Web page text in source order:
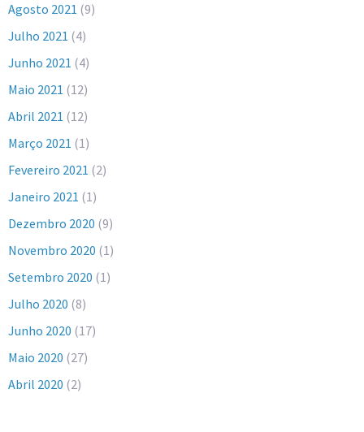
Agosto 2021 (9)
Julho 2021 (4)
Junho 2021 (4)
Maio 2021 (12)
Abril 2021 (12)
Março 2021 (1)
Fevereiro 2021 (2)
Janeiro 2021 (1)
Dezembro 2020 (9)
Novembro 2020 (1)
Setembro 2020 (1)
Julho 2020 (8)
Junho 2020 (17)
Maio 2020 (27)
Abril 2020 (2)